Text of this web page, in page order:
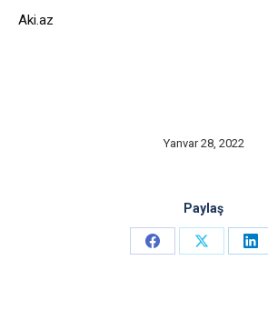
Aki.az
Yanvar 28, 2022
Paylaş
Share
Share